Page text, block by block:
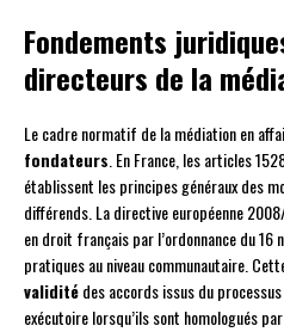
Fondements
directeurs de la
Le cadre normatif de la médiation en
fondateurs. En France, les articles
établissent les principes généraux des
différends. La directive européenne
en droit français par l’ordonnance du 16
pratiques au niveau communautaire.
validitédes accords issus du
exécutoire lorsqu’ils sont homologués